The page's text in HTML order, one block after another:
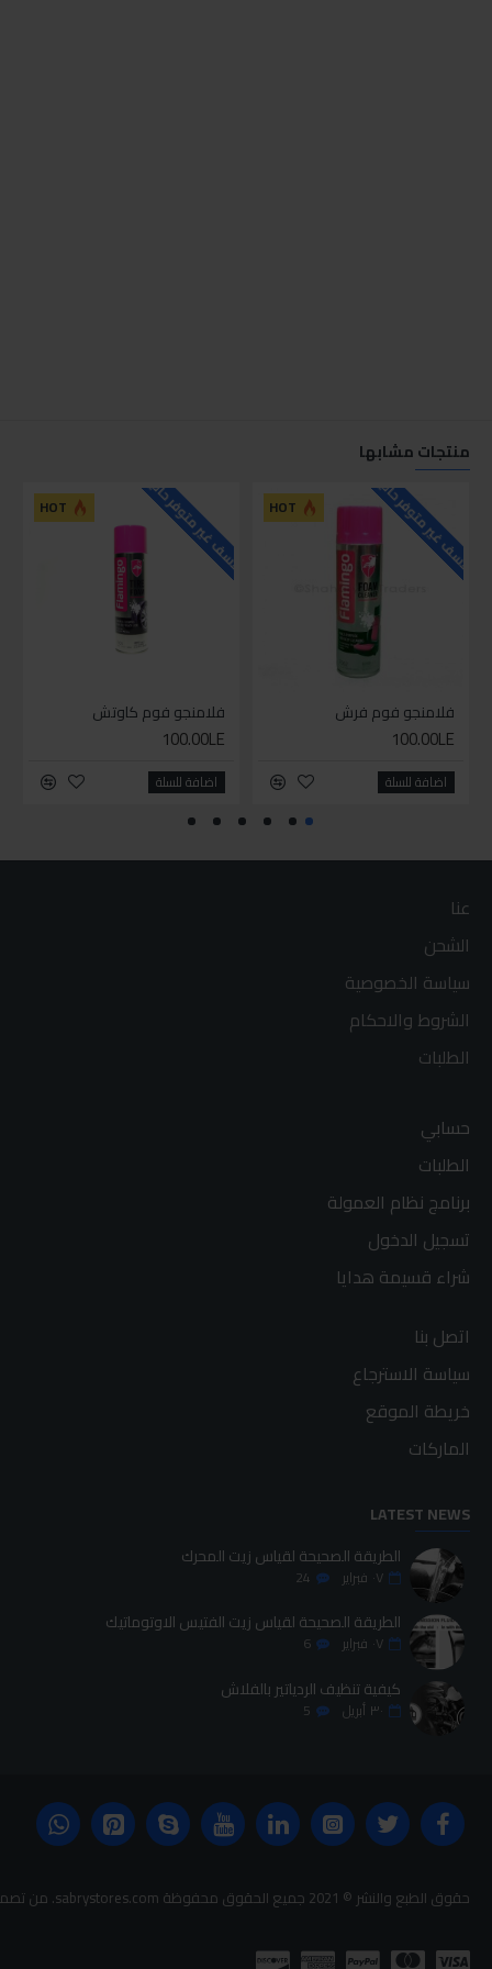
منتجات مشابها
HOT للاسف غير متوفر حاليا
فلامنجو فوم فرش
100.00LE
اضافة للسلة
HOT للاسف غير متوفر حاليا
فلامنجو فوم كاوتش
100.00LE
اضافة للسلة
عنا
الشحن
سياسة الخصوصية
الشروط والاحكام
الطلبات
حسابي
الطلبات
برنامج نظام العمولة
تسجيل الدخول
شراء قسيمة هدايا
اتصل بنا
سياسة الاسترجاع
خريطة الموقع
الماركات
LATEST NEWS
الطريقة الصحيحة لقياس زيت المحرك
٠٧ فبراير 24
الطريقة الصحيحة لقياس زيت الفتيس الاوتوماتيك
٠٧ فبراير 6
كيفية تنظيف الردياتير بالفلاش
٣٠ أبريل 5
حقوق الطبع والنشر © 2021 جميع الحقوق محفوظة sabrystores.com. من تصميم-